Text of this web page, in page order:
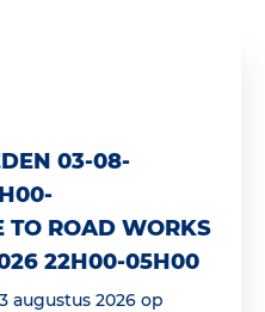
03-08-
ROAD WORKS
22H00-05H00
augustus 2026 op